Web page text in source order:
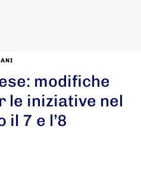
modifiche
le iniziative nel
7 e l’8